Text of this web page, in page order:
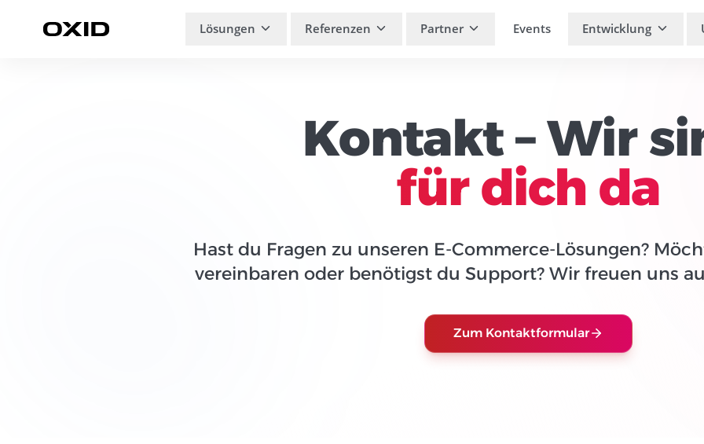
Lösungen
Referenzen Partner Events Entwicklung
Kontakt – Wir
für dich da
Hast du Fragen zu unseren E-Commerce-Lösungen?
vereinbaren oder benötigst du Support? Wir freuen uns
Zum Kontaktformular